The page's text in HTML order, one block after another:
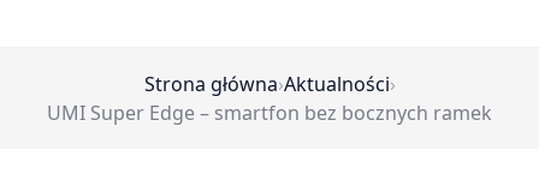
Strona główna›Aktualności›
UMI Super Edge – smartfon bez bocznych ramek